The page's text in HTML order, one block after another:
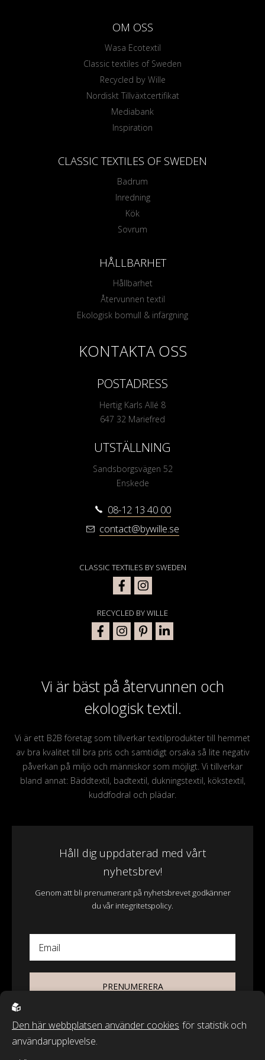
OM OSS
Wasa Ecotextil
Classic textiles of Sweden
Recycled by Wille
Nordiskt Tillväxtcertifikat
Mediabank
Inspiration
CLASSIC TEXTILES OF SWEDEN
Badrum
Inredning
Kök
Sovrum
HÅLLBARHET
Hållbarhet
Återvunnen textil
Ekologisk bomull & infärgning
Vi är bäst på återvunnen och
ekologisk textil.
Vi är ett B2B företag som tillverkar textilprodukter till hemmet
av bra kvalitet till bra pris och samtidigt orsaka så lite negativ
påverkan på miljö och människor som möjligt. Vi tillverkar
bland annat: Bäddtextil, badtextil, dukningstextil, kökstextil,
kuddfodral och plädar.
Håll dig uppdaterad med vårt
nyhetsbrev!
Genom att bli prenumerant på nyhetsbrevet godkänner
du vår integritetspolicy.
Email
PRENUMERERA
KONTAKTA OSS
POSTADRESS
Hertig Karls Allé 8
647 32 Mariefred
UTSTÄLLNING
Sandsborgsvägen 52
Enskede
08-12 13 40 00
contact@bywille.se
CLASSIC TEXTILES BY SWEDEN
RECYCLED BY WILLE
Den här webbplatsen använder cookies för statistik och
användarupplevelse.